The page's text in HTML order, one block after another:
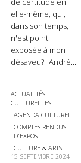
elle-même, qui,
dans son temps,
n'est point
exposée à mon
désaveu?" André...
ACTUALITÉS
CULTURELLES
AGENDA CULTUREL
COMPTES RENDUS
D'EXPOS
CULTURE & ARTS
15 SEPTEMBRE 2024